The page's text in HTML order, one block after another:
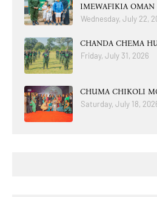
IMEWAFIKIA OMAN
Wednesday, July 22,
CHANDA CHEMA
Friday, July 31, 2026
CHUMA CHIKOLI
Saturday, July 18,